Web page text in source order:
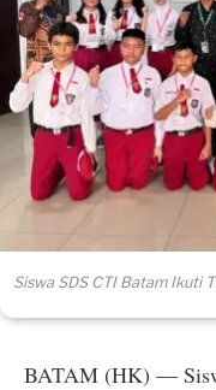
Siswa SDS CTI Batam Ikuti
BATAM (HK) —